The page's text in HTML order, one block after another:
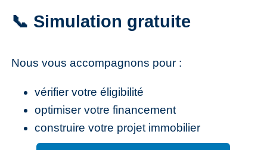
📞 Simulation gratuite
Nous vous accompagnons pour :
vérifier votre éligibilité
optimiser votre financement
construire votre projet immobilier